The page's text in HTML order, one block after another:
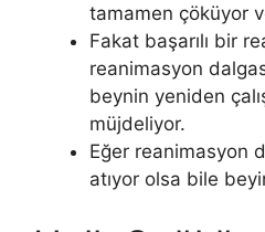
tamamen çöküyor
Fakat başarılı bir
reanimasyon
beynin yeniden
müjdeliyor.
Eğer reanimasyon
atıyor olsa bile